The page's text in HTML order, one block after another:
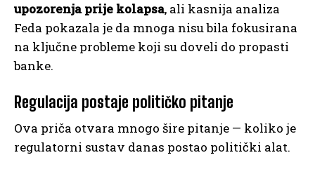
upozorenja prije kolapsa, ali kasnija analiza
Feda pokazala je da mnoga nisu bila fokusirana
na ključne probleme koji su doveli do propasti
banke.
Regulacija postaje političko pitanje
Ova priča otvara mnogo šire pitanje — koliko je
regulatorni sustav danas postao politički alat.